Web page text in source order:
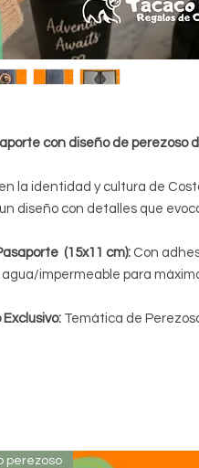
con diseño de perezoso
la identidad y cultura de
diseño con detalles que
(15x11 cm): Con
impermeable para
Exclusivo: Temática de
perezoso